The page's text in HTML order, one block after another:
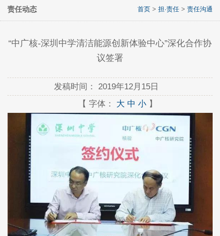
首页 > 担·责任 > 责任沟通
责任动态
“中广核-深圳中学清洁能源创新体验中心”深化合作协
议签署
发稿时间： 2019年12月15日
【 字体： 大 中 小】